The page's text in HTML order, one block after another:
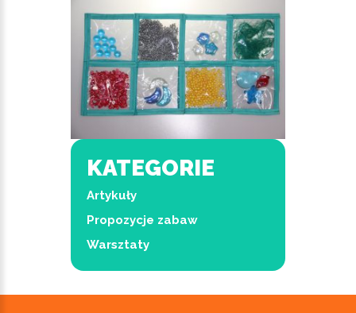
KATEGORIE
Artykuły
Propozycje zabaw
Warsztaty